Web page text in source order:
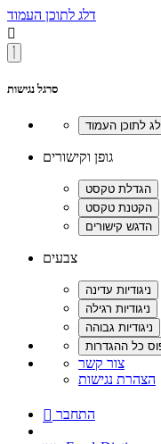
דלג לתוכן העמוד

סרגל נגישות
גופן וקישורים
צבעים
צור קשר
הצהרת נגישות
 התחבר